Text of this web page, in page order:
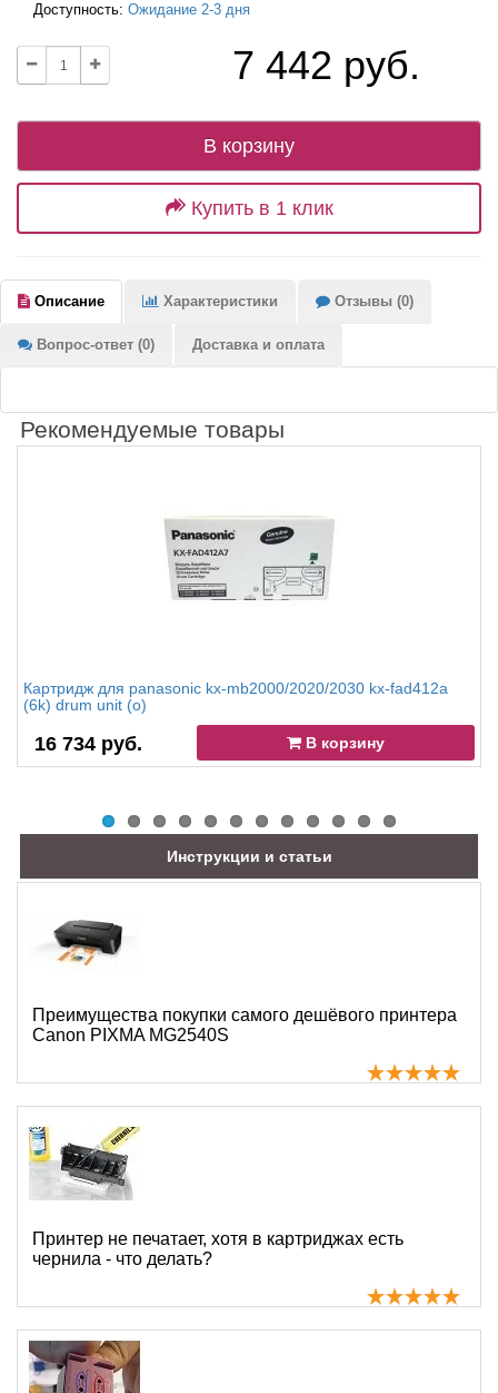
Доступность: Ожидание 2-3 дня
7 442 руб.
В корзину
Купить в 1 клик
Описание Характеристики Отзывы (0)
Вопрос-ответ (0) Доставка и оплата
Рекомендуемые товары
Картридж для panasonic kx-mb2000/2020/2030 kx-fad412a
(6k) drum unit (o)
16 734 руб. В корзину
Инструкции и статьи
Преимущества покупки самого дешёвого принтера
Canon PIXMA MG2540S
Принтер не печатает, хотя в картриджах есть
чернила - что делать?